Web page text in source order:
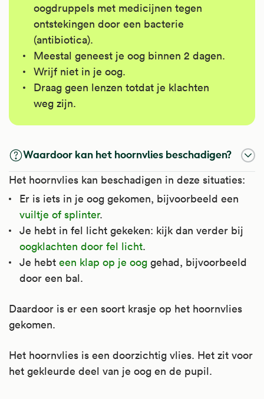
oogdruppels met medicijnen tegen
ontstekingen door een bacterie
(antibiotica).
Meestal geneest je oog binnen 2 dagen.
Wrijf niet in je oog.
Draag geen lenzen totdat je klachten
weg zijn.
Waardoor kan het hoornvlies beschadigen?
Het hoornvlies kan beschadigen in deze situaties:
Er is iets in je oog gekomen, bijvoorbeeld een
vuiltje of splinter.
Je hebt in fel licht gekeken: kijk dan verder bij
oogklachten door fel licht.
Je hebt een klap op je oog gehad, bijvoorbeeld
door een bal.
Daardoor is er een soort krasje op het hoornvlies
gekomen.
Het hoornvlies is een doorzichtig vlies. Het zit voor
het gekleurde deel van je oog en de pupil.